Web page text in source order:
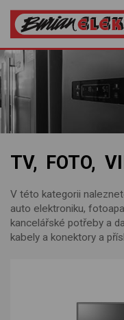
TV, FOTO,
V této kategorii
auto elektroniku,
kancelářské potřeby a
kabely a konektory a